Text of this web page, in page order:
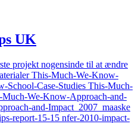
UK
projekt nogensinde til at ændre
This-Much-We-Know-
School-Case-Studies This-Much-
We-Know-Approach-and-
and-Impact_2007_maaske
report-15-15 nfer-2010-impact-